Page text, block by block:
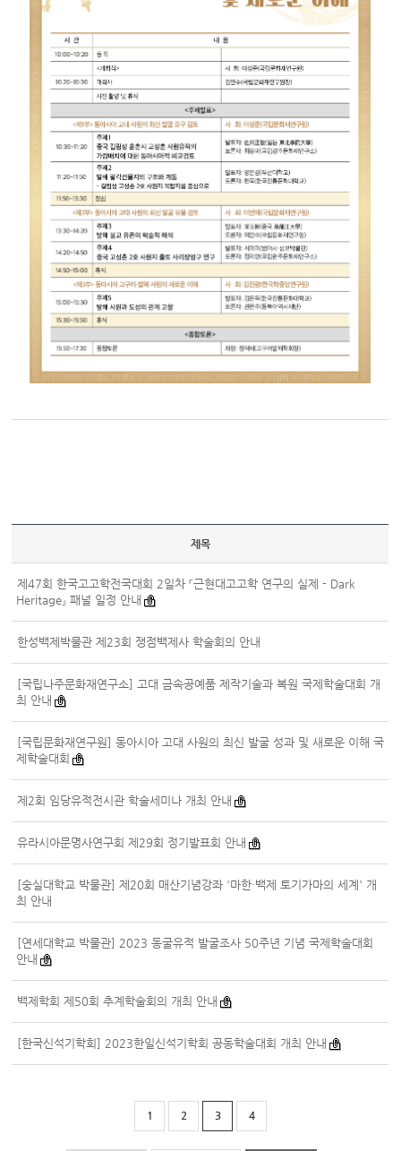
제목
제47회 한국고고학전국대회 2일차 『근현대고고학 연구의 실제 - Dark
Heritage』 패널 일정 안내
한성백제박물관 제23회 쟁점백제사 학술회의 안내
[국립나주문화재연구소] 고대 금속공예품 제작기술과 복원 국제학술대회 개
최 안내
[국립문화재연구원] 동아시아 고대 사원의 최신 발굴 성과 및 새로운 이해 국
제학술대회
제2회 임당유적전시관 학술세미나 개최 안내
유라시아문명사연구회 제29회 정기발표회 안내
[숭실대학교 박물관] 제20회 매산기념강좌 '마한·백제 토기가마의 세계' 개
최 안내
[연세대학교 박물관] 2023 동굴유적 발굴조사 50주년 기념 국제학술대회
안내
백제학회 제50회 추계학술회의 개최 안내
[한국신석기학회] 2023한일신석기학회 공동학술대회 개최 안내
1 2 3 4